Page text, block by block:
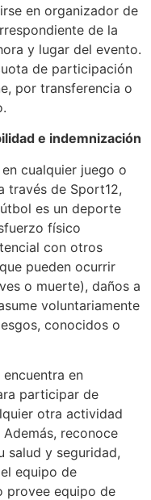
en organizador de
de la
y lugar del evento.
de participación
por transferencia o
e indemnización
cualquier juego o
través de Sport12,
es un deporte
físico
con otros
pueden ocurrir
o muerte), daños a
voluntariamente
conocidos o
en
participar de
otra actividad
reconoce
salud y seguridad,
equipo de
provee equipo de